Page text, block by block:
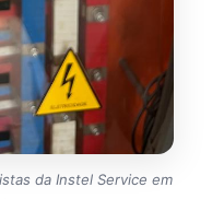
da Instel Service em